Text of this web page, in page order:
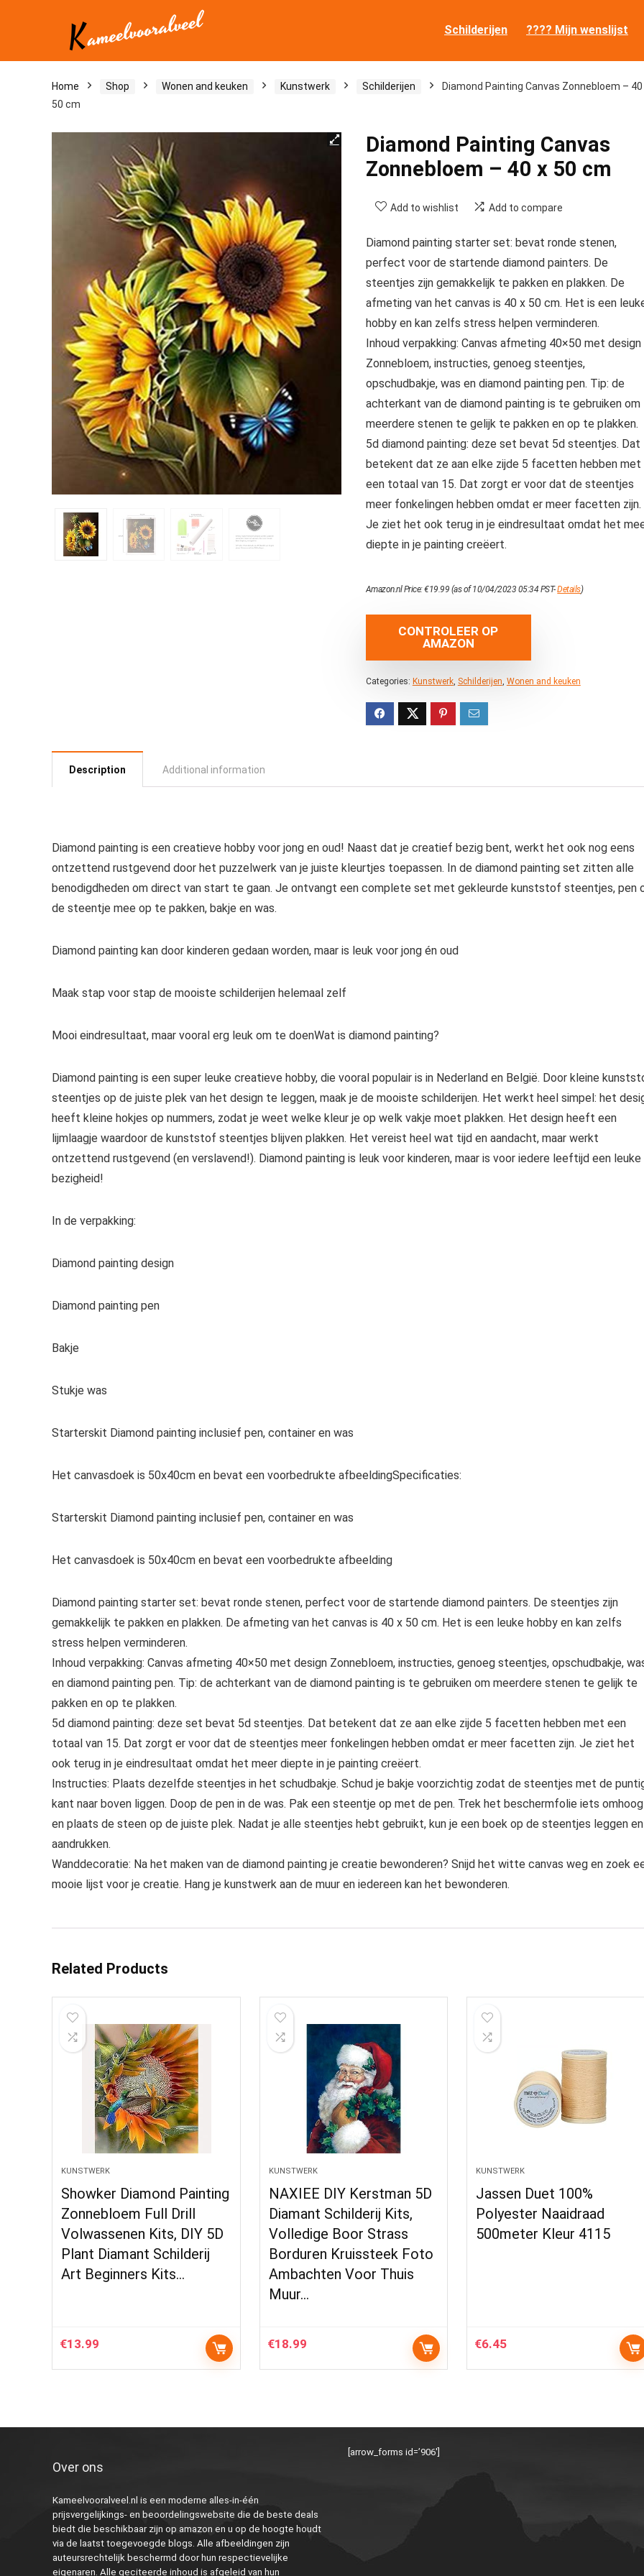
Schilderijen ???? Mijn wenslijst
Home Shop Wonen and keuken Kunstwerk Schilderijen
Diamond Painting Canvas Zonnebloem – 40
50 cm
Diamond Painting Canvas
Zonnebloem – 40 x 50 cm
Add to wishlist Add to compare
Diamond painting starter set: bevat ronde stenen,
perfect voor de startende diamond painters. De
steentjes zijn gemakkelijk te pakken en plakken. De
afmeting van het canvas is 40 x 50 cm. Het is een
hobby en kan zelfs stress helpen verminderen.
Inhoud verpakking: Canvas afmeting 40×50 met design
Zonnebloem, instructies, genoeg steentjes,
opschudbakje, was en diamond painting pen. Tip: de
achterkant van de diamond painting is te gebruiken om
meerdere stenen te gelijk te pakken en op te plakken.
5d diamond painting: deze set bevat 5d steentjes. Dat
betekent dat ze aan elke zijde 5 facetten hebben met
een totaal van 15. Dat zorgt er voor dat de steentjes
meer fonkelingen hebben omdat er meer facetten zijn.
Je ziet het ook terug in je eindresultaat omdat het
diepte in je painting creëert.
Amazon.nl Price:€19.99 (as of 10/04/2023 05:34 PST-Details)
CONTROLEER OP
AMAZON
Categories: Kunstwerk, Schilderijen, Wonen and keuken
Description Additional information
Diamond painting is een creatieve hobby voor jong en oud! Naast dat je creatief bezig bent, werkt het ook nog eens
ontzettend rustgevend door het puzzelwerk van je juiste kleurtjes toepassen. In de diamond painting set zitten alle
benodigdheden om direct van start te gaan. Je ontvangt een complete set met gekleurde kunststof steentjes, pen
de steentje mee op te pakken, bakje en was.
Diamond painting kan door kinderen gedaan worden, maar is leuk voor jong én oud
Maak stap voor stap de mooiste schilderijen helemaal zelf
Mooi eindresultaat, maar vooral erg leuk om te doenWat is diamond painting?
Diamond painting is een super leuke creatieve hobby, die vooral populair is in Nederland en België. Door kleine
steentjes op de juiste plek van het design te leggen, maak je de mooiste schilderijen. Het werkt heel simpel: het
heeft kleine hokjes op nummers, zodat je weet welke kleur je op welk vakje moet plakken. Het design heeft een
lijmlaagje waardoor de kunststof steentjes blijven plakken. Het vereist heel wat tijd en aandacht, maar werkt
ontzettend rustgevend (en verslavend!). Diamond painting is leuk voor kinderen, maar is voor iedere leeftijd een leuke
bezigheid!
In de verpakking:
Diamond painting design
Diamond painting pen
Bakje
Stukje was
Starterskit Diamond painting inclusief pen, container en was
Het canvasdoek is 50x40cm en bevat een voorbedrukte afbeeldingSpecificaties:
Starterskit Diamond painting inclusief pen, container en was
Het canvasdoek is 50x40cm en bevat een voorbedrukte afbeelding
Diamond painting starter set: bevat ronde stenen, perfect voor de startende diamond painters. De steentjes zijn
gemakkelijk te pakken en plakken. De afmeting van het canvas is 40 x 50 cm. Het is een leuke hobby en kan zelfs
stress helpen verminderen.
Inhoud verpakking: Canvas afmeting 40×50 met design Zonnebloem, instructies, genoeg steentjes, opschudbakje,
en diamond painting pen. Tip: de achterkant van de diamond painting is te gebruiken om meerdere stenen te gelijk te
pakken en op te plakken.
5d diamond painting: deze set bevat 5d steentjes. Dat betekent dat ze aan elke zijde 5 facetten hebben met een
totaal van 15. Dat zorgt er voor dat de steentjes meer fonkelingen hebben omdat er meer facetten zijn. Je ziet het
ook terug in je eindresultaat omdat het meer diepte in je painting creëert.
Instructies: Plaats dezelfde steentjes in het schudbakje. Schud je bakje voorzichtig zodat de steentjes met de
kant naar boven liggen. Doop de pen in de was. Pak een steentje op met de pen. Trek het beschermfolie iets omhoog
en plaats de steen op de juiste plek. Nadat je alle steentjes hebt gebruikt, kun je een boek op de steentjes leggen en
aandrukken.
Wanddecoratie: Na het maken van de diamond painting je creatie bewonderen? Snijd het witte canvas weg en zoek
mooie lijst voor je creatie. Hang je kunstwerk aan de muur en iedereen kan het bewonderen.
Related Products
KUNSTWERK
Showker Diamond Painting
Zonnebloem Full Drill
Volwassenen Kits, DIY 5D
Plant Diamant Schilderij
Art Beginners Kits…
€13.99
KUNSTWERK
NAXIEE DIY Kerstman 5D
Diamant Schilderij Kits,
Volledige Boor Strass
Borduren Kruissteek Foto
Ambachten Voor Thuis
Muur…
€18.99
KUNSTWERK
Jassen Duet 100%
Polyester Naaidraad
500meter Kleur 4115
€6.45
Over ons
Kameelvooralveel.nl is een moderne alles-in-één
prijsvergelijkings- en beoordelingswebsite die de beste deals
biedt die beschikbaar zijn op amazon en u op de hoogte houdt
via de laatst toegevoegde blogs. Alle afbeeldingen zijn
auteursrechtelijk beschermd door hun respectievelijke
eigenaren. Alle geciteerde inhoud is afgeleid van hun
[arrow_forms id=’906′]